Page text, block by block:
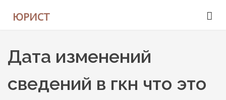
ЮРИСТ
Дата изменений
сведений в гкн что это